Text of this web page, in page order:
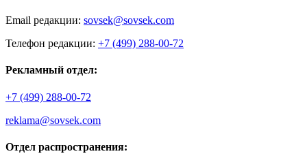
Email редакции: sovsek@sovsek.com
Телефон редакции: +7 (499) 288-00-72
Рекламный отдел:
+7 (499) 288-00-72
reklama@sovsek.com
Отдел распространения: